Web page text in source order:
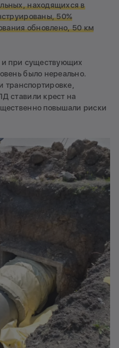
находящихся в
50%
обновлено, 50 км
и при существующих
было нереально.
транспортировке,
ставили крест на
повышали риски